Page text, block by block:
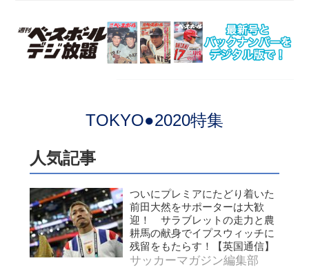
TOKYO●2020特集
人気記事
ついにプレミアにたどり着いた
前田大然をサポーターは大歓
迎！ サラブレットの走力と農
耕馬の献身でイプスウィッチに
残留をもたらす！【英国通信】
サッカーマガジン編集部